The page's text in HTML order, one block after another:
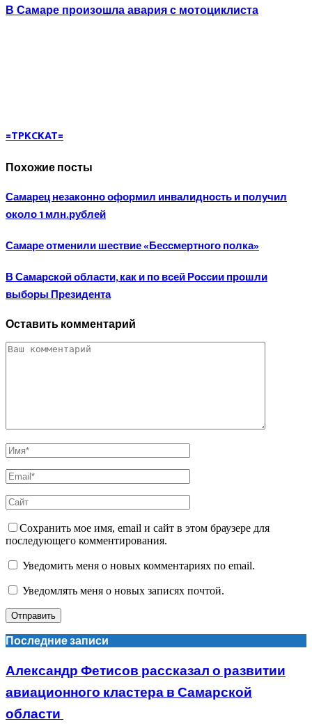
В Самаре произошла авария с мотоциклиста
=TPKCKAT=
Похожие посты
Самарец незаконно оформил инвалидность и получил
около 1 млн.рублей
Самаре отменили шествие «Бессмертного полка»
В Самарской области, как и по всей России прошли
выборы Президента
Оставить комментарий
Сохранить мое имя, email и сайт в этом браузере для
последующего комментирования.
Уведомить меня о новых комментариях по email.
Уведомлять меня о новых записях почтой.
Последние записи
Александр Фетисов рассказал о развитии
авиационного кластера в Самарской
области